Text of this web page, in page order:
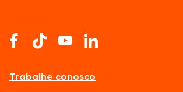
Trabalhe conosco